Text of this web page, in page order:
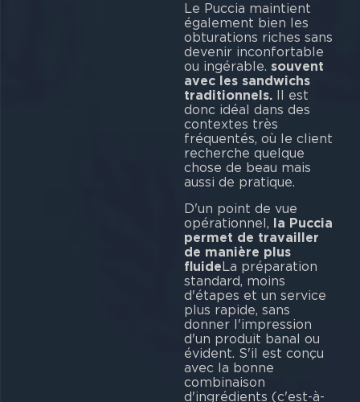
Le Puccia maintient
également bien les
obturations riches sans
devenir inconfortable
ou ingérable. souvent
avec les sandwichs
traditionnels.Il est
donc idéal dans des
contextes très
fréquentés, où le client
recherche quelque
chose de beau mais
aussi de pratique.
D'un point de vue
opérationnel, la Puccia
permet de travailler
de manière plus
fluideLa préparation
standard, moins
d'étapes et un service
plus rapide, sans
donner l'impression
d'un produit banal ou
évident. S'il est conçu
avec la bonne
combinaison
d'ingrédients (c'est-à-